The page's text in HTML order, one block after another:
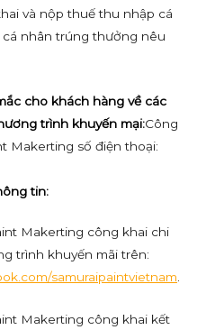
và nộp thuế thu nhập cá
nhân trúng thưởng nêu
cho khách hàng về các
trình khuyến mại:Công
Makerting số điện thoại:
tin:
Makerting công khai chi
trình khuyến mãi trên:
samuraipaintvietnam
Makerting công khai kết